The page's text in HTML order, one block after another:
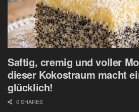
Saftig, cremig und voller
dieser Kokostraum macht
glücklich!
0 SHARES